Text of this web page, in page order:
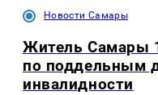
Новости Самары
Житель Самары
по поддельным
инвалидности